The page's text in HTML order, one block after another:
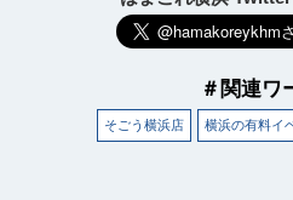
＃関連ワ
そごう横浜店 横浜の有料イ